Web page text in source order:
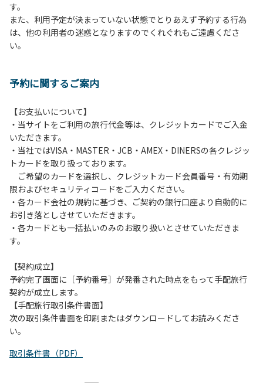
ださい。
５、チェックアウトは、午前10時まで（日帰り使用の場合は
午後5時まで）です。チェックインの手続きを行っていない
方や使用人数が増えた場合は、必ず手続きを行ってくださ
ら午前10時までの間にゴミステーションに出してください。
は、お持ち帰りをお願いします。
【禁止事項】
カラオケ、発電機、地面での直火による焚き火、キャンプフ
ァイヤー、打ち上げ式花火、テントサウナの設置
【注意事項】
当キャンプ場のそばを流れる歴舟川は、上流で雨が降ると短
時間で増水し、川原で遊んでいると大変危険な状態になりや
すく、過去にも増水により人が流される事故が数件起きてい
（１）川原にテントやタープを張らない。
（２）雨が降ったときは川原で遊ばない。
（３）カムイコタン公園キャンプ場で雨が降らなくても、上
流で雨が降り急に増水することがあるので、水の濁りに注意
し、濁り始めたときには直ちに川原での遊びを中止する。
（４）キャンプ場の管理者や地元住民から川についての注意
す。
また、利用予定が決まっていない状態でとりあえず予約する行為
は、他の利用者の迷惑となりますのでくれぐれもご遠慮くださ
い。
予約に関するご案内
【お支払いについて】
・当サイトをご利用の旅行代金等は、クレジットカードでご入金
いただきます。
・当社ではVISA・MASTER・JCB・AMEX・DINERSの各クレジッ
トカードを取り扱っております。
ご希望のカードを選択し、クレジットカード会員番号・有効期
限およびセキュリティコードをご入力ください。
・各カード会社の規約に基づき、ご契約の銀行口座より自動的に
お引き落としさせていただきます。
・各カードとも一括払いのみのお取り扱いとさせていただきま
す。
【契約成立】
予約完了画面に［予約番号］が発番された時点をもって手配旅行
契約が成立します。
【手配旅行取引条件書面】
次の取引条件書面を印刷またはダウンロードしてお読みくださ
い。
取引条件書（PDF）